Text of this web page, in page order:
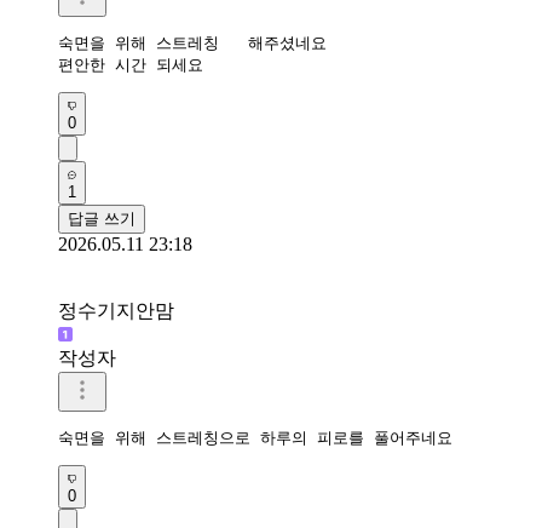
숙면을 위해 스트레칭   해주셨네요
0
1
답글 쓰기
2026.05.11 23:18
정수기지안맘
작성자
숙면을 위해 스트레칭으로 하루의 피로를 풀어주네요
0